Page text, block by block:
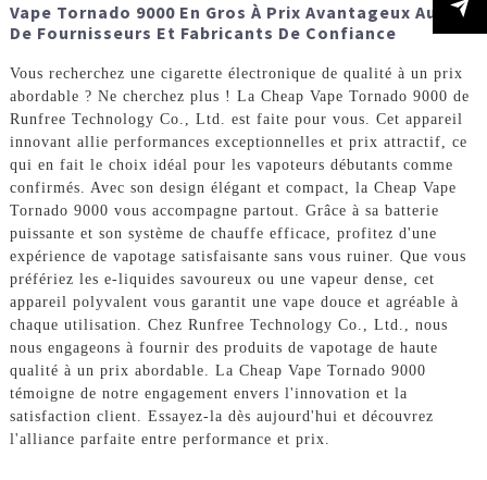
Vape Tornado 9000 En Gros À Prix Avantageux Auprès
De Fournisseurs Et Fabricants De Confiance
Vous recherchez une cigarette électronique de qualité à un prix
abordable ? Ne cherchez plus ! La Cheap Vape Tornado 9000 de
Runfree Technology Co., Ltd. est faite pour vous. Cet appareil
innovant allie performances exceptionnelles et prix attractif, ce
qui en fait le choix idéal pour les vapoteurs débutants comme
confirmés. Avec son design élégant et compact, la Cheap Vape
Tornado 9000 vous accompagne partout. Grâce à sa batterie
puissante et son système de chauffe efficace, profitez d'une
expérience de vapotage satisfaisante sans vous ruiner. Que vous
préfériez les e-liquides savoureux ou une vapeur dense, cet
appareil polyvalent vous garantit une vape douce et agréable à
chaque utilisation. Chez Runfree Technology Co., Ltd., nous
nous engageons à fournir des produits de vapotage de haute
qualité à un prix abordable. La Cheap Vape Tornado 9000
témoigne de notre engagement envers l'innovation et la
satisfaction client. Essayez-la dès aujourd'hui et découvrez
l'alliance parfaite entre performance et prix.